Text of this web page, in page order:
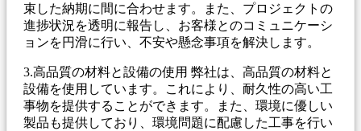
束した納期に間に合わせます。また、プロジェクトの
進捗状況を透明に報告し、お客様とのコミュニケーシ
ョンを円滑に行い、不安や懸念事項を解決します。
3.高品質の材料と設備の使用 弊社は、高品質の材料と
設備を使用しています。これにより、耐久性の高い工
事物を提供することができます。また、環境に優しい
製品も提供しており、環境問題に配慮した工事を行い